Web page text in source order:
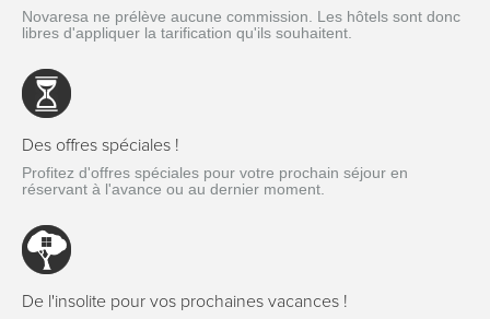
Novaresa ne prélève aucune commission. Les hôtels sont donc
libres d'appliquer la tarification qu'ils souhaitent.
Des offres spéciales !
Profitez d'offres spéciales pour votre prochain séjour en
réservant à l'avance ou au dernier moment.
De l'insolite pour vos prochaines vacances !